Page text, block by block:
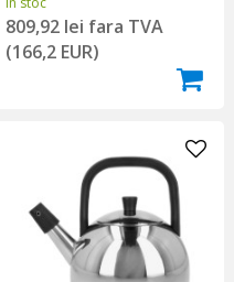
809,92 lei fara TVA
(166,2 EUR)